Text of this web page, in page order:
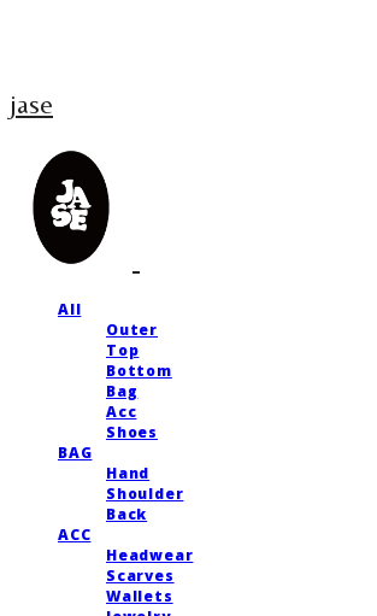
jase
All
Outer
Top
Bottom
Bag
Acc
Shoes
BAG
Hand
Shoulder
Back
ACC
Headwear
Scarves
Wallets